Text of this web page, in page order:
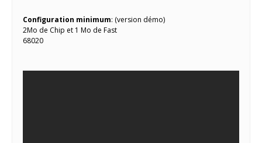
Configuration minimum: (version démo)
2Mo de Chip et 1 Mo de Fast
68020